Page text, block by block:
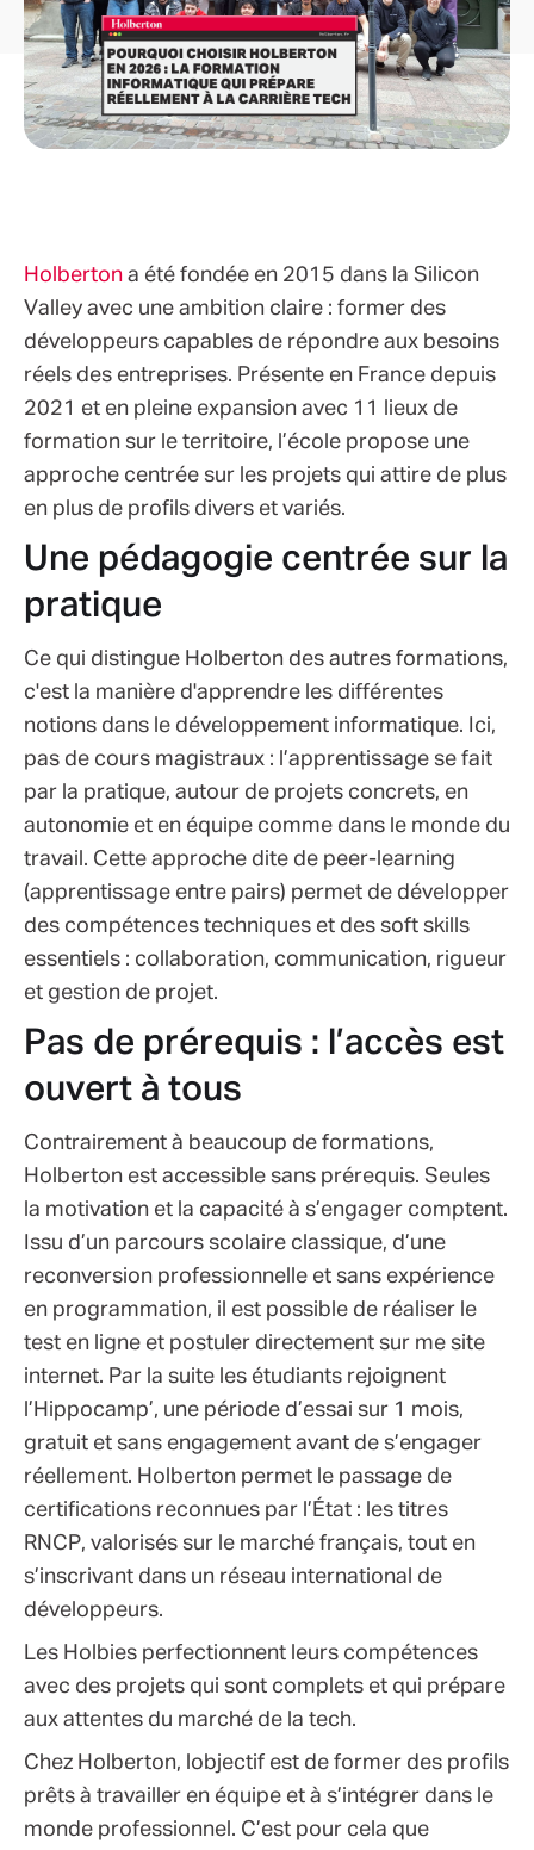
Holberton a été fondée en 2015 dans la Silicon
Valley avec une ambition claire : former des
développeurs capables de répondre aux besoins
réels des entreprises. Présente en France depuis
2021 et en pleine expansion avec 11 lieux de
formation sur le territoire, l’école propose une
approche centrée sur les projets qui attire de plus
en plus de profils divers et variés.
Une pédagogie centrée sur la
pratique
Ce qui distingue Holberton des autres formations,
c'est la manière d'apprendre les différentes
notions dans le développement informatique. Ici,
pas de cours magistraux : l’apprentissage se fait
par la pratique, autour de projets concrets, en
autonomie et en équipe comme dans le monde du
travail. Cette approche dite de peer-learning
(apprentissage entre pairs) permet de développer
des compétences techniques et des soft skills
essentiels : collaboration, communication, rigueur
et gestion de projet.
Pas de prérequis : l’accès est
ouvert à tous
Contrairement à beaucoup de formations,
Holberton est accessible sans prérequis. Seules
la motivation et la capacité à s’engager comptent.
Issu d’un parcours scolaire classique, d’une
reconversion professionnelle et sans expérience
en programmation, il est possible de réaliser le
test en ligne et postuler directement sur me site
internet. Par la suite les étudiants rejoignent
l’Hippocamp’, une période d’essai sur 1 mois,
gratuit et sans engagement avant de s’engager
réellement. Holberton permet le passage de
certifications reconnues par l’État : les titres
RNCP, valorisés sur le marché français, tout en
s’inscrivant dans un réseau international de
développeurs.
Les Holbies perfectionnent leurs compétences
avec des projets qui sont complets et qui prépare
aux attentes du marché de la tech.
Chez Holberton, lobjectif est de former des profils
prêts à travailler en équipe et à s’intégrer dans le
monde professionnel. C’est pour cela que